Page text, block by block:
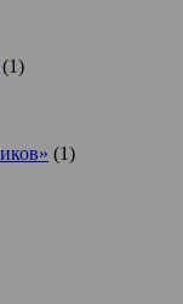
(1)
(1)